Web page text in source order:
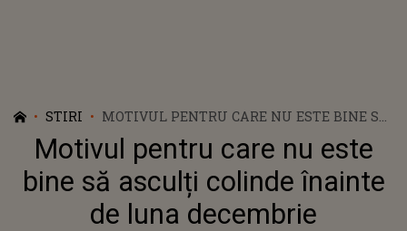
STIRI
MOTIVUL PENTRU CARE NU ESTE BINE SĂ
ASCULȚI COLINDE ÎNAINTE DE LUNA
DECEMBRIE
Motivul pentru care nu este
bine să asculți colinde înainte
de luna decembrie